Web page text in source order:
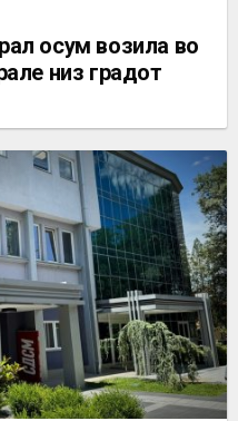
осум возила во
низ градот